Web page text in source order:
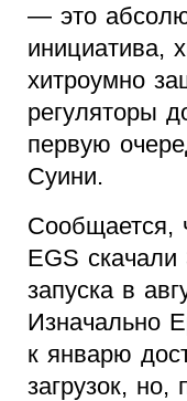
— это
инициатива,
хитроумно
регуляторы
первую
Суини.
Сообщается,
EGS
запуска в
Изначально
к январю
загрузок, но,